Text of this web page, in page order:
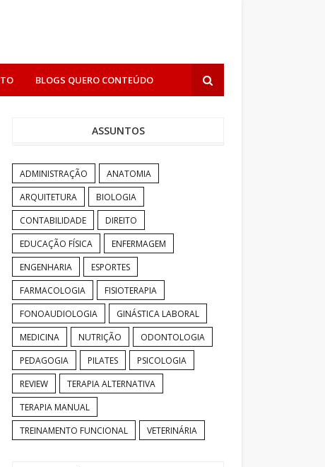
BLOGS QUERO CONTEÚDO
ASSUNTOS
ADMINISTRAÇÃO
ANATOMIA
ARQUITETURA
BIOLOGIA
CONTABILIDADE
DIREITO
EDUCAÇÃO FÍSICA
ENFERMAGEM
ENGENHARIA
ESPORTES
FARMACOLOGIA
FISIOTERAPIA
FONOAUDIOLOGIA
GINÁSTICA LABORAL
MEDICINA
NUTRIÇÃO
ODONTOLOGIA
PEDAGOGIA
PILATES
PSICOLOGIA
REVIEW
TERAPIA ALTERNATIVA
TERAPIA MANUAL
TREINAMENTO FUNCIONAL
VETERINÁRIA